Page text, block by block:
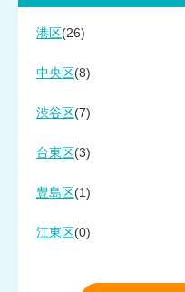
港区 (26)
中央区 (8)
渋谷区 (7)
台東区 (3)
豊島区 (1)
江東区 (0)